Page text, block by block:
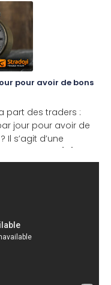
pour avoir de bons
part des traders :
jour pour avoir de
s’agit d’une